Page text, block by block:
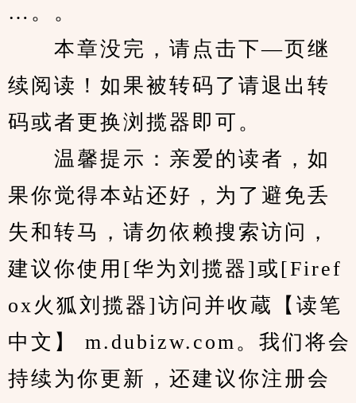
…。。
本章没完，请点击下—页继
续阅读！如果被转码了请退出转
码或者更换浏揽器即可。
温馨提示：亲爱的读者，如
果你觉得本站还好，为了避免丢
失和转马，请勿依赖搜索访问，
建议你使用[华为刘揽器]或[Firef
ox火狐刘揽器]访问并收蔵【读笔
中文】 m.dubizw.com。我们将会
持续为你更新，还建议你注册会